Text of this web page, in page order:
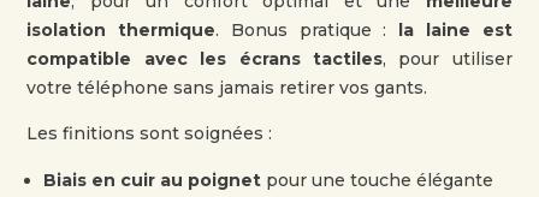
isolation thermique. Bonus pratique : la laine est
compatible avec les écrans tactiles, pour utiliser
votre téléphone sans jamais retirer vos gants.
Les finitions sont soignées :
Biais en cuir au poignet pour une touche élégante